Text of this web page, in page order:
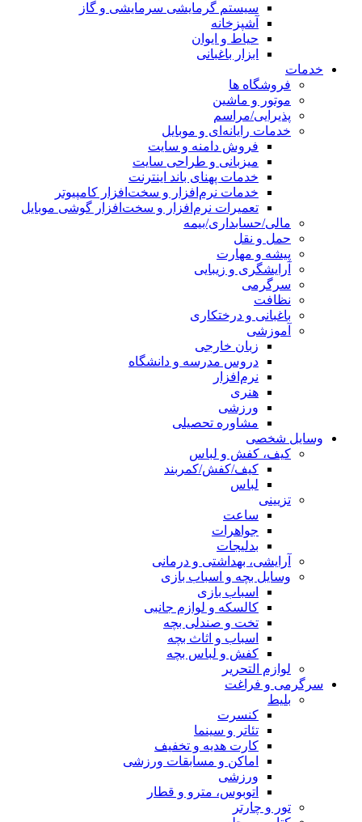
سیستم گرمایشی سرمایشی و گاز
آشپزخانه
حیاط و ایوان
ابزار باغبانی
خدمات
فروشگاه ها
موتور و ماشین
پذیرایی/مراسم
خدمات رایانه‌ای و موبایل
فروش دامنه و سایت
میزبانی و طراحی سایت
خدمات پهنای باند اینترنت
خدمات نرم‌افزار و سخت‌افزار کامپیوتر
تعمیرات نرم‌افزار و سخت‌افزار گوشی موبایل
مالی/حسابداری/بیمه
حمل و نقل
پیشه و مهارت
آرایشگری و زیبایی
سرگرمی
نظافت
باغبانی و درختکاری
آموزشی
زبان خارجی
دروس مدرسه و دانشگاه
نرم‌افزار
هنری
ورزشی
مشاوره تحصیلی
وسایل شخصی
کیف، کفش و لباس
کیف/کفش/کمربند
لباس
تزیینی
ساعت
جواهرات
بدلیجات
آرایشی، بهداشتی و درمانی
وسایل بچه و اسباب بازی
اسباب بازی
کالسکه و لوازم جانبی
تخت و صندلی بچه
اسباب و اثاث بچه
کفش و لباس بچه
لوازم التحریر
سرگرمی و فراغت
بلیط
کنسرت
تئاتر و سینما
کارت هدیه و تخفیف
اماکن و مسابقات ورزشی
ورزشی
اتوبوس، مترو و قطار
تور و چارتر